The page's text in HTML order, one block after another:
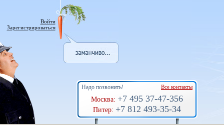
Надо позвонить! Все контакты
Москва: +7 495 37-47-356
Питер: +7 812 493-35-34
Войти
Зарегистрироваться